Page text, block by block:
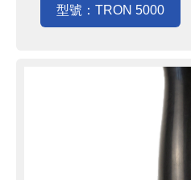
型號：TRON 5000